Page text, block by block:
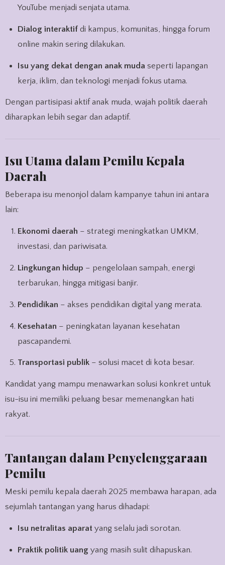
YouTube menjadi senjata utama.
Dialog interaktif di kampus, komunitas, hingga forum
online makin sering dilakukan.
Isu yang dekat dengan anak muda seperti lapangan
kerja, iklim, dan teknologi menjadi fokus utama.
Dengan partisipasi aktif anak muda, wajah politik daerah
diharapkan lebih segar dan adaptif.
Isu Utama dalam Pemilu Kepala
Daerah
Beberapa isu menonjol dalam kampanye tahun ini antara
lain:
Ekonomi daerah – strategi meningkatkan UMKM,
investasi, dan pariwisata.
Lingkungan hidup – pengelolaan sampah, energi
terbarukan, hingga mitigasi banjir.
Pendidikan – akses pendidikan digital yang merata.
Kesehatan – peningkatan layanan kesehatan
pascapandemi.
Transportasi publik – solusi macet di kota besar.
Kandidat yang mampu menawarkan solusi konkret untuk
isu-isu ini memiliki peluang besar memenangkan hati
rakyat.
Tantangan dalam Penyelenggaraan
Pemilu
Meski pemilu kepala daerah 2025 membawa harapan, ada
sejumlah tantangan yang harus dihadapi:
Isu netralitas aparat yang selalu jadi sorotan.
Praktik politik uang yang masih sulit dihapuskan.